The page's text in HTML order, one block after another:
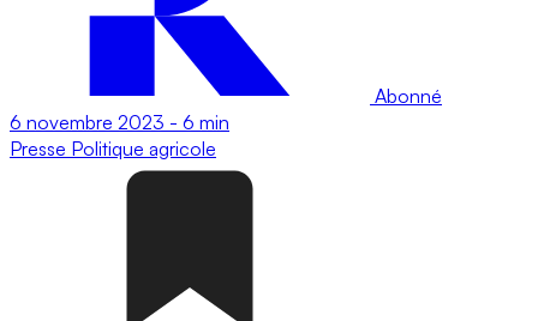
Abonné
6 novembre 2023 - 6 min
Presse Politique agricole